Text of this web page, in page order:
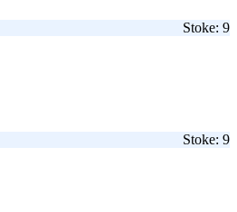
Stoke: 9
Stoke: 9